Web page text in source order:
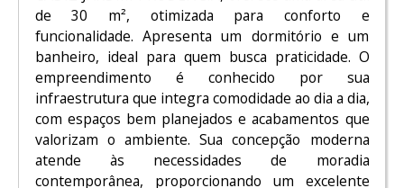
de 30 m², otimizada para conforto e
funcionalidade. Apresenta um dormitório e um
banheiro, ideal para quem busca praticidade. O
empreendimento é conhecido por sua
infraestrutura que integra comodidade ao dia a dia,
com espaços bem planejados e acabamentos que
valorizam o ambiente. Sua concepção moderna
atende às necessidades de moradia
contemporânea, proporcionando um excelente